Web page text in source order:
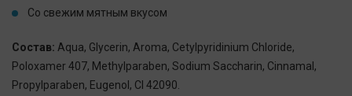
Со свежим мятным вкусом
Состав: Aqua, Glycerin, Aroma, Cetylpyridinium Chloride,
Poloxamer 407, Methylparaben, Sodium Saccharin, Cinnamal,
Propylparaben, Eugenol, CI 42090.